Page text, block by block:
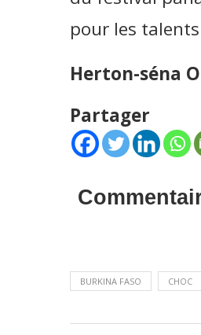
pour les
Herton-séna
Partager
BURKINA FASO CHOC